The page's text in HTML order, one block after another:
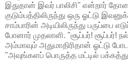
இதுதான் இவர் பாலிசி" என்றார்
குடும்பத்திலிருந்து ஒரு ஓட்டு
சாம்பாரின் அடியிலிருந்து பருப்பை
போனார் முதலாளி. "சூப்பர்! சூப்பர்!
அம்மாவும் அதுமாதிரிதான் ஓட்டு
"அவுங்களப் பொருத்த மட்டில்